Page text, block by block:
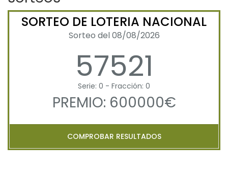
SORTEO DE LOTERIA NACIONAL
Sorteo del 08/08/2026
57521
Serie: 0 - Fracción: 0
PREMIO: 600000€
COMPROBAR RESULTADOS